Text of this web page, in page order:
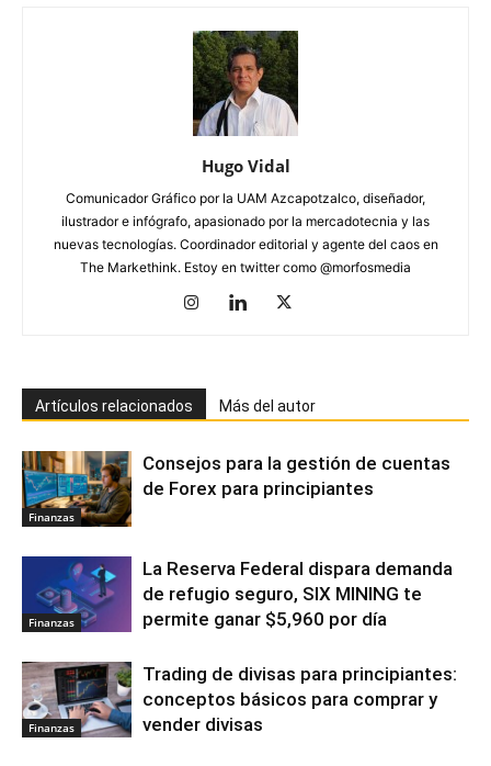
Hugo Vidal
Comunicador Gráfico por la UAM Azcapotzalco, diseñador,
ilustrador e infógrafo, apasionado por la mercadotecnia y las
nuevas tecnologías. Coordinador editorial y agente del caos en
The Markethink. Estoy en twitter como @morfosmedia
Artículos relacionados Más del autor
Finanzas
Consejos para la gestión de cuentas
de Forex para principiantes
Finanzas
La Reserva Federal dispara demanda
de refugio seguro, SIX MINING te
permite ganar $5,960 por día
Finanzas
Trading de divisas para principiantes:
conceptos básicos para comprar y
vender divisas